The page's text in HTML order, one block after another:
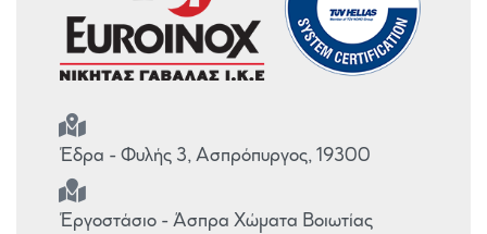
Έδρα - Φυλής 3, Ασπρόπυργος, 19300
Έργοστάσιο - Άσπρα Χώματα Βοιωτίας